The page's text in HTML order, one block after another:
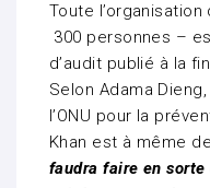
Toute
300 personnes –
d’audit publié à la
Selon Adama
l’ONU pour la
Khan est à même
faudra faire en sorte